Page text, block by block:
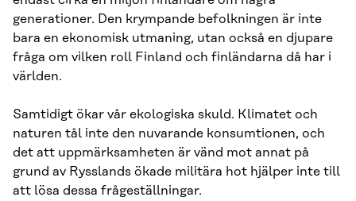
generationer. Den krympande befolkningen är inte
bara en ekonomisk utmaning, utan också en djupare
fråga om vilken roll Finland och finländarna då har i
världen.
Samtidigt ökar vår ekologiska skuld. Klimatet och
naturen tål inte den nuvarande konsumtionen, och
det att uppmärksamheten är vänd mot annat på
grund av Rysslands ökade militära hot hjälper inte till
att lösa dessa frågeställningar.